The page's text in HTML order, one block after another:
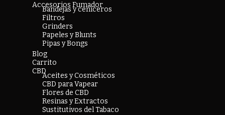
Accesorios Fumador
Bandejas y ceniceros
Filtros
Grinders
Papeles y Blunts
Pipas y Bongs
Blog
Carrito
CBD
Aceites y Cosméticos
CBD para Vapear
Flores de CBD
Resinas y Extractos
Sustitutivos del Tabaco